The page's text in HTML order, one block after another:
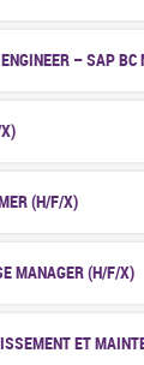
(H/F/X)
MANAGER (H/F/X)